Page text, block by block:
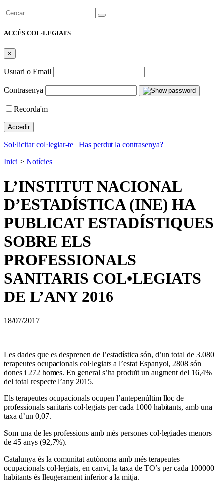
Cercar:
ACCÉS COL·LEGIATS
×
Usuari o Email
Contrasenya
Recorda'm
Sol·licitar col·legiar-te | Has perdut la contrasenya?
Inici > Notícies
L’INSTITUT NACIONAL
D’ESTADÍSTICA (INE) HA
PUBLICAT ESTADÍSTIQUES
SOBRE ELS
PROFESSIONALS
SANITARIS COL•LEGIATS
DE L’ANY 2016
18/07/2017
Les dades que es desprenen de l’estadística són, d’un total de 3.080
terapeutes ocupacionals col·legiats a l’estat Espanyol, 2808 són
dones i 272 homes. En general s’ha produït un augment del 16,4%
del total respecte l’any 2015.
Els terapeutes ocupacionals ocupen l’antepenúltim lloc de
professionals sanitaris col·legiats per cada 1000 habitants, amb una
taxa d’un 0,07.
Som una de les professions amb més persones col·legiades menors
de 45 anys (92,7%).
Catalunya és la comunitat autònoma amb més terapeutes
ocupacionals col·legiats, en canvi, la taxa de TO’s per cada 100000
habitants és lleugerament inferior a la mitja.